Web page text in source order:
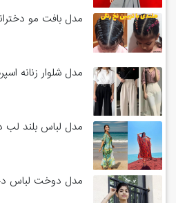
مدل بافت مو
مدل شلوار زنانه
مدل لباس بلند لب
مدل دوخت لباس